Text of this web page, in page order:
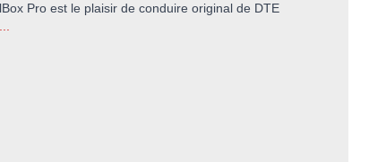
Pro est le plaisir de conduire original de DTE